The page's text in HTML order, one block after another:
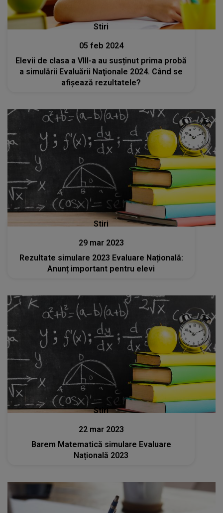
Stiri
05 feb 2024
Elevii de clasa a VIII-a au susținut prima probă
a simulării Evaluării Naţionale 2024. Când se
afișează rezultatele?
Stiri
29 mar 2023
Rezultate simulare 2023 Evaluare Națională:
Anunț important pentru elevi
Stiri
22 mar 2023
Barem Matematică simulare Evaluare
Națională 2023